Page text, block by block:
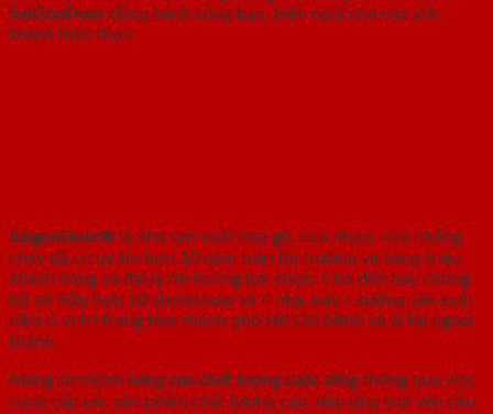
SaiGonDoor đồng hành cùng bạn, biến ngôi nhà mơ ước
thành hiện thực.
SaigonDoor® là nhà sản xuất cửa gỗ, cửa nhựa, cửa chống
cháy đã có uy tín hơn 10 năm trên thị trường và hàng triệu
khách hàng và đại lý tin tưởng lựa chọn. Cho đến nay chúng
tôi sở hữu hơn 10 showroom và 4 nhà máy - xưởng sản xuất
nằm ở vị trí trung tâm thành phố Hồ Chí Minh và & tại ngoại
thành.
Mang sứ mệnh nâng cao chất lượng cuộc sống thông qua việc
cung cấp các sản phẩm chất lượng cao, đáp ứng mọi yêu cầu